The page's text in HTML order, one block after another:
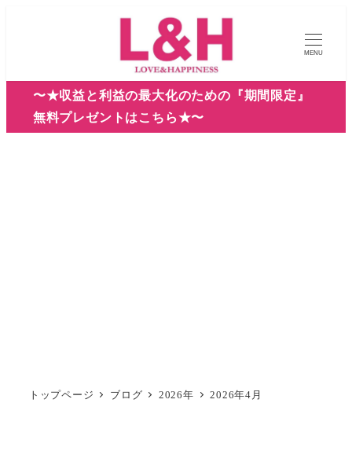
コ
MENU
〜★収益と利益の最大化のための『期間限定』
無料プレゼントはこちら★〜
トップページ ブログ 2026年 2026年4月